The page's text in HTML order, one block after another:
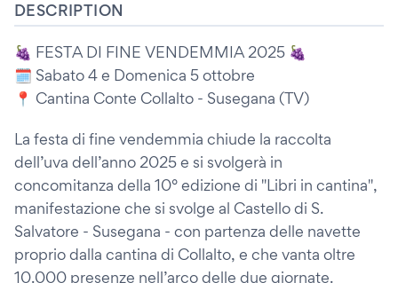
DESCRIPTION
🍇 FESTA DI FINE VENDEMMIA 2025 🍇
🗓️ Sabato 4 e Domenica 5 ottobre
📍 Cantina Conte Collalto - Susegana (TV)
La festa di fine vendemmia chiude la raccolta
dell’uva dell’anno 2025 e si svolgerà in
concomitanza della 10° edizione di "Libri in cantina",
manifestazione che si svolge al Castello di S.
Salvatore - Susegana - con partenza delle navette
proprio dalla cantina di Collalto, e che vanta oltre
10.000 presenze nell’arco delle due giornate.